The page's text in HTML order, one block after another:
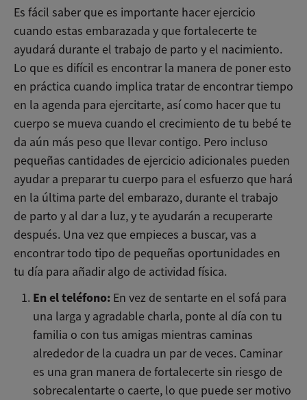
Es fácil saber que es importante hacer ejercicio
cuando estas embarazada y que fortalecerte te
ayudará durante el trabajo de parto y el nacimiento.
Lo que es difícil es encontrar la manera de poner esto
en práctica cuando implica tratar de encontrar tiempo
en la agenda para ejercitarte, así como hacer que tu
cuerpo se mueva cuando el crecimiento de tu bebé te
da aún más peso que llevar contigo. Pero incluso
pequeñas cantidades de ejercicio adicionales pueden
ayudar a preparar tu cuerpo para el esfuerzo que hará
en la última parte del embarazo, durante el trabajo
de parto y al dar a luz, y te ayudarán a recuperarte
después. Una vez que empieces a buscar, vas a
encontrar todo tipo de pequeñas oportunidades en
tu día para añadir algo de actividad física.
En el teléfono: En vez de sentarte en el sofá para
una larga y agradable charla, ponte al día con tu
familia o con tus amigas mientras caminas
alrededor de la cuadra un par de veces. Caminar
es una gran manera de fortalecerte sin riesgo de
sobrecalentarte o caerte, lo que puede ser motivo